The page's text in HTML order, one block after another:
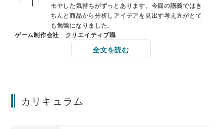
モヤした気持ちがずっとあります。今回の講義ではき
ちんと商品から分析しアイデアを見出す考え方がとて
も勉強になりました。
ゲーム制作会社 クリエイティブ職
全文を読む
カリキュラム